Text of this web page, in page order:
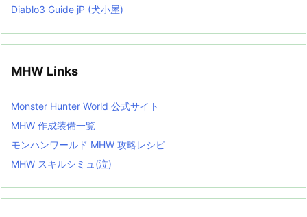
Diablo3 Guide jP (犬小屋)
MHW Links
Monster Hunter World 公式サイト
MHW 作成装備一覧
モンハンワールド MHW 攻略レシピ
MHW スキルシミュ(泣)